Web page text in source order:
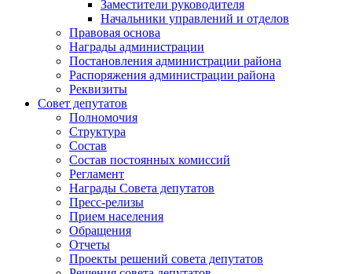
Заместители руководителя
Начальники управлений и отделов
Правовая основа
Награды администрации
Постановления администрации района
Распоряжения администрации района
Реквизиты
Совет депутатов
Полномочия
Структура
Состав
Состав постоянных комиссий
Регламент
Награды Совета депутатов
Пресс-релизы
Прием населения
Обращения
Отчеты
Проекты решений совета депутатов